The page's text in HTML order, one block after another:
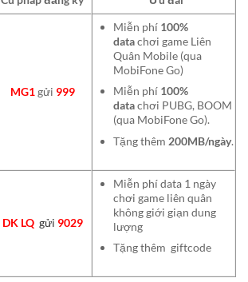
MG1 gửi 999
Miễn phí 100%
datachơi game Liên
Quân Mobile (qua
MobiFone Go)
Miễn phí 100%
datachơi PUBG, BOOM
(qua MobiFone Go).
Tặng thêm 200MB/ngày.
DK LQ gửi 9029
Miễn phí data 1 ngày
chơi game liên quân
không giới giạn dung
lượng
Tặng thêm giftcode